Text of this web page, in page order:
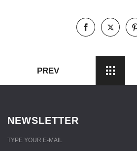
PREV
NEWSLETTER
TYPE YOUR E-MAIL